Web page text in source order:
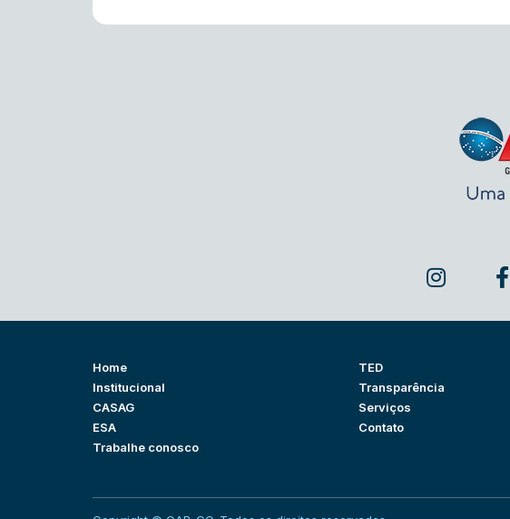
Home
Institucional
CASAG
ESA
Trabalhe conosco
TED
Transparência
Serviços
Contato